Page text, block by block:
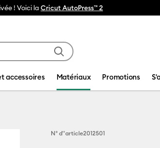
! Voici la Cricut AutoPress™ 2
accessoires Matériaux Promotions
N° d''article2012501